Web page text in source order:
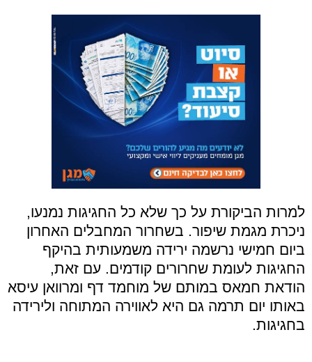
למרות הביקורת על כך שלא כל החגיגות נמנעו,
ניכרת מגמת שיפור. בשחרור המחבלים האחרון
ביום חמישי נרשמה ירידה משמעותית בהיקף
החגיגות לעומת שחרורים קודמים. עם זאת,
הודאת חמאס במותם של מוחמד דף ומרוואן עיסא
באותו יום תרמה גם היא לאווירה המתוחה ולירידה
בחגיגות.